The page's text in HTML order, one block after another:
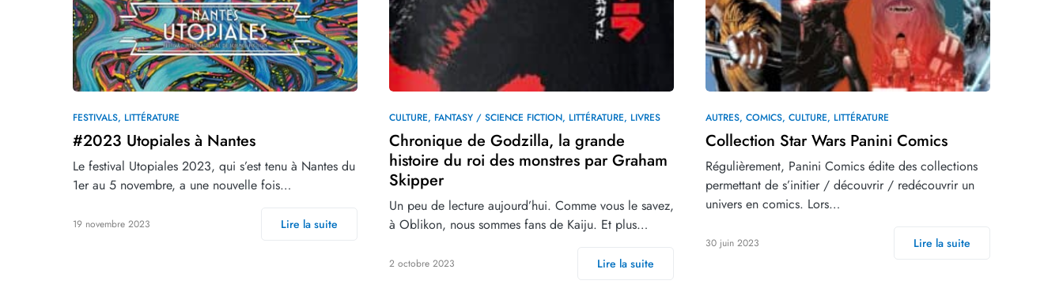
FESTIVALS LITTÉRATURE
#2023 Utopiales à Nantes
Le festival Utopiales 2023, qui s’est tenu à Nantes du
1er au 5 novembre, a une nouvelle fois…
19 novembre 2023 Lire la suite
CULTURE FANTASY / SCIENCE FICTION LITTÉRATURE LIVRES
Chronique de Godzilla, la grande
histoire du roi des monstres par Graham
Skipper
Un peu de lecture aujourd’hui. Comme vous le savez,
à Oblikon, nous sommes fans de Kaiju. Et plus…
2 octobre 2023 Lire la suite
AUTRES COMICS CULTURE LITTÉRATURE
Collection Star Wars Panini Comics
Régulièrement, Panini Comics édite des collections
permettant de s’initier / découvrir / redécouvrir un
univers en comics. Lors…
30 juin 2023 Lire la suite